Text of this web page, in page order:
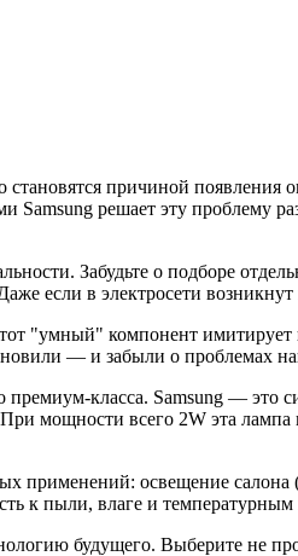
причиной появления
решает эту проблему
Забудьте о подборе
если в электросети
"умный" компонент имитирует
— и забыли о проблемах
премиум-класса. Samsung —
мощности всего 2W эта
применений: освещение
к пыли, влаге и температурным
будущего. Выберите не